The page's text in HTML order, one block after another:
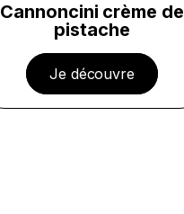
Cannoncini crème de
pistache
Je découvre